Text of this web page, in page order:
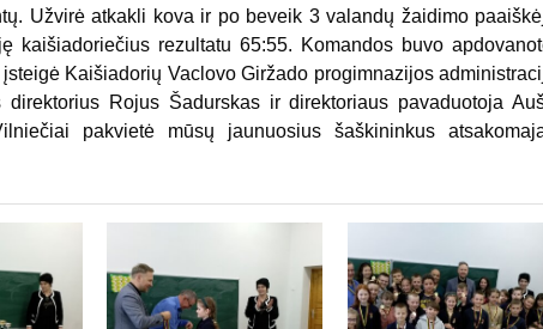
Užvirė atkakli kova ir po beveik 3 valandų žaidimo
kaišiadoriečius rezultatu 65:55. Komandos buvo
Kaišiadorių Vaclovo Giržado progimnazijos
Rojus Šadurskas ir direktoriaus pavaduotoja
pakvietė mūsų jaunuosius šaškininkus